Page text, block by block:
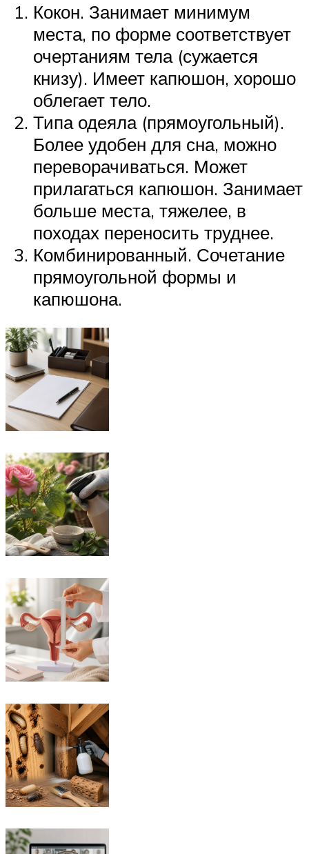
Кокон. Занимает минимум
места, по форме соответствует
очертаниям тела (сужается
книзу). Имеет капюшон, хорошо
облегает тело.
Типа одеяла (прямоугольный).
Более удобен для сна, можно
переворачиваться. Может
прилагаться капюшон. Занимает
больше места, тяжелее, в
походах переносить труднее.
Комбинированный. Сочетание
прямоугольной формы и
капюшона.